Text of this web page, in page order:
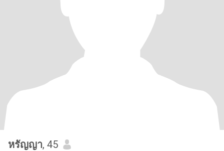
หรัญญา, 45